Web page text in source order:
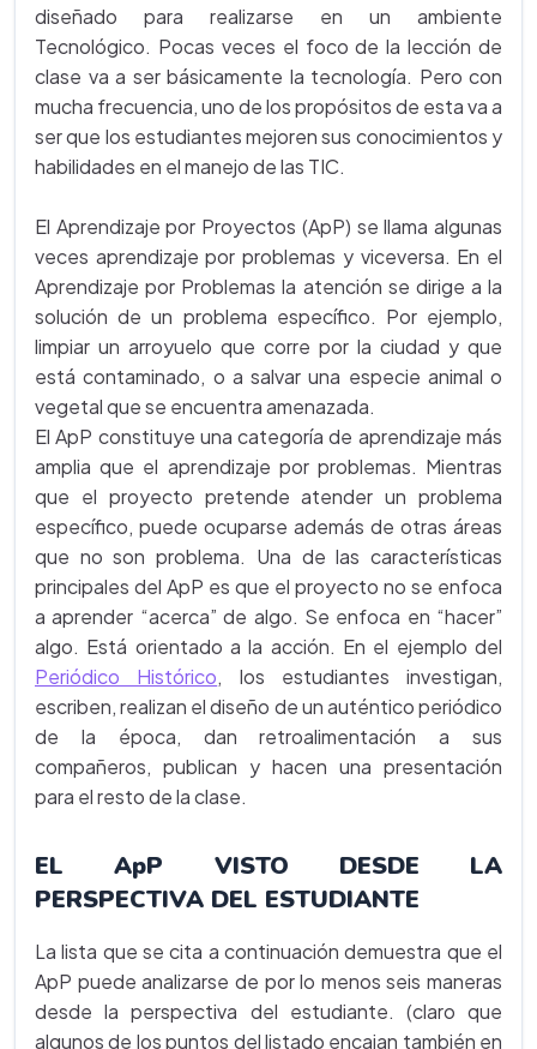
diseñado para realizarse en un ambiente
Tecnológico. Pocas veces el foco de la lección de
clase va a ser básicamente la tecnología. Pero con
mucha frecuencia, uno de los propósitos de esta va a
ser que los estudiantes mejoren sus conocimientos y
habilidades en el manejo de las TIC.
El Aprendizaje por Proyectos (ApP) se llama algunas
veces aprendizaje por problemas y viceversa. En el
Aprendizaje por Problemas la atención se dirige a la
solución de un problema específico. Por ejemplo,
limpiar un arroyuelo que corre por la ciudad y que
está contaminado, o a salvar una especie animal o
vegetal que se encuentra amenazada.
El ApP constituye una categoría de aprendizaje más
amplia que el aprendizaje por problemas. Mientras
que el proyecto pretende atender un problema
específico, puede ocuparse además de otras áreas
que no son problema. Una de las características
principales del ApP es que el proyecto no se enfoca
a aprender “acerca” de algo. Se enfoca en “hacer”
algo. Está orientado a la acción. En el ejemplo del
Periódico Histórico, los estudiantes investigan,
escriben, realizan el diseño de un auténtico periódico
de la época, dan retroalimentación a sus
compañeros, publican y hacen una presentación
para el resto de la clase.
EL ApP VISTO DESDE LA
PERSPECTIVA DEL ESTUDIANTE
La lista que se cita a continuación demuestra que el
ApP puede analizarse de por lo menos seis maneras
desde la perspectiva del estudiante. (claro que
algunos de los puntos del listado encajan también en